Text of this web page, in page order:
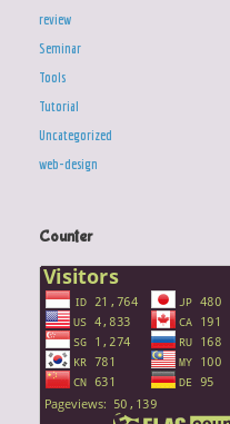
review
Seminar
Tools
Tutorial
Uncategorized
web-design
Counter